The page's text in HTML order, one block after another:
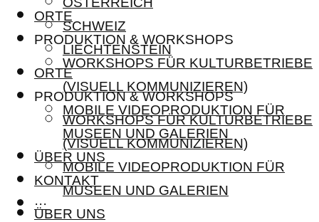
ORTE
PRODUKTION & WORKSHOPS
WORKSHOPS FÜR KULTURBETRIEBE
(VISUELL KOMMUNIZIEREN)
MOBILE VIDEOPRODUKTION FÜR
MUSEEN UND GALERIEN
ÜBER UNS
KONTAKT
···
SCHWEIZ
LIECHTENSTEIN
ORTE
PRODUKTION & WORKSHOPS
WORKSHOPS FÜR KULTURBETRIEBE
(VISUELL KOMMUNIZIEREN)
MOBILE VIDEOPRODUKTION FÜR
MUSEEN UND GALERIEN
ÜBER UNS